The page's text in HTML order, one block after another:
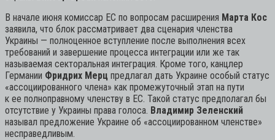
В начале июня комиссар ЕС по вопросам расширения Марта Кос
заявила, что блок рассматривает два сценария членства
Украины — полноценное вступление после выполнения всех
требований и завершение процесса интеграции или же так
называемая секторальная интеграция. Кроме того, канцлер
Германии Фридрих Мерц предлагал дать Украине особый статус
«ассоциированного члена» как промежуточный этап на пути
к ее полноправному членству в ЕС. Такой статус предполагал бы
отсутствие у Украины права голоса. Владимир Зеленский
называл предложение Украине об «ассоциированном членстве»
несправедливым.